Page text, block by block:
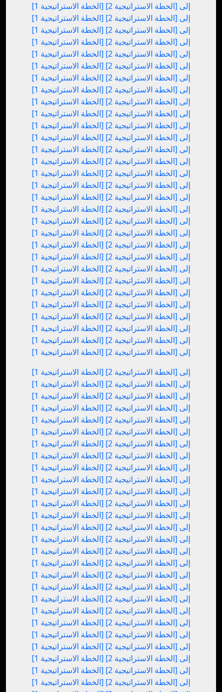
[الخطة الاستراتيجية 1] إلى [الخطة الاستراتيجية 2]
[الخطة الاستراتيجية 1] إلى [الخطة الاستراتيجية 2]
[الخطة الاستراتيجية 1] إلى [الخطة الاستراتيجية 2]
[الخطة الاستراتيجية 1] إلى [الخطة الاستراتيجية 2]
[الخطة الاستراتيجية 1] إلى [الخطة الاستراتيجية 2]
[الخطة الاستراتيجية 1] إلى [الخطة الاستراتيجية 2]
[الخطة الاستراتيجية 1] إلى [الخطة الاستراتيجية 2]
[الخطة الاستراتيجية 1] إلى [الخطة الاستراتيجية 2]
[الخطة الاستراتيجية 1] إلى [الخطة الاستراتيجية 2]
[الخطة الاستراتيجية 1] إلى [الخطة الاستراتيجية 2]
[الخطة الاستراتيجية 1] إلى [الخطة الاستراتيجية 2]
[الخطة الاستراتيجية 1] إلى [الخطة الاستراتيجية 2]
[الخطة الاستراتيجية 1] إلى [الخطة الاستراتيجية 2]
[الخطة الاستراتيجية 1] إلى [الخطة الاستراتيجية 2]
[الخطة الاستراتيجية 1] إلى [الخطة الاستراتيجية 2]
[الخطة الاستراتيجية 1] إلى [الخطة الاستراتيجية 2]
[الخطة الاستراتيجية 1] إلى [الخطة الاستراتيجية 2]
[الخطة الاستراتيجية 1] إلى [الخطة الاستراتيجية 2]
[الخطة الاستراتيجية 1] إلى [الخطة الاستراتيجية 2]
[الخطة الاستراتيجية 1] إلى [الخطة الاستراتيجية 2]
[الخطة الاستراتيجية 1] إلى [الخطة الاستراتيجية 2]
[الخطة الاستراتيجية 1] إلى [الخطة الاستراتيجية 2]
[الخطة الاستراتيجية 1] إلى [الخطة الاستراتيجية 2]
[الخطة الاستراتيجية 1] إلى [الخطة الاستراتيجية 2]
[الخطة الاستراتيجية 1] إلى [الخطة الاستراتيجية 2]
[الخطة الاستراتيجية 1] إلى [الخطة الاستراتيجية 2]
[الخطة الاستراتيجية 1] إلى [الخطة الاستراتيجية 2]
[الخطة الاستراتيجية 1] إلى [الخطة الاستراتيجية 2]
[الخطة الاستراتيجية 1] إلى [الخطة الاستراتيجية 2]
[الخطة الاستراتيجية 1] إلى [الخطة الاستراتيجية 2]
[الخطة الاستراتيجية 1] إلى [الخطة الاستراتيجية 2]
[الخطة الاستراتيجية 1] إلى [الخطة الاستراتيجية 2]
[الخطة الاستراتيجية 1] إلى [الخطة الاستراتيجية 2]
[الخطة الاستراتيجية 1] إلى [الخطة الاستراتيجية 2]
[الخطة الاستراتيجية 1] إلى [الخطة الاستراتيجية 2]
[الخطة الاستراتيجية 1] إلى [الخطة الاستراتيجية 2]
[الخطة الاستراتيجية 1] إلى [الخطة الاستراتيجية 2]
[الخطة الاستراتيجية 1] إلى [الخطة الاستراتيجية 2]
[الخطة الاستراتيجية 1] إلى [الخطة الاستراتيجية 2]
[الخطة الاستراتيجية 1] إلى [الخطة الاستراتيجية 2]
[الخطة الاستراتيجية 1] إلى [الخطة الاستراتيجية 2]
[الخطة الاستراتيجية 1] إلى [الخطة الاستراتيجية 2]
[الخطة الاستراتيجية 1] إلى [الخطة الاستراتيجية 2]
[الخطة الاستراتيجية 1] إلى [الخطة الاستراتيجية 2]
[الخطة الاستراتيجية 1] إلى [الخطة الاستراتيجية 2]
[الخطة الاستراتيجية 1] إلى [الخطة الاستراتيجية 2]
[الخطة الاستراتيجية 1] إلى [الخطة الاستراتيجية 2]
[الخطة الاستراتيجية 1] إلى [الخطة الاستراتيجية 2]
[الخطة الاستراتيجية 1] إلى [الخطة الاستراتيجية 2]
[الخطة الاستراتيجية 1] إلى [الخطة الاستراتيجية 2]
[الخطة الاستراتيجية 1] إلى [الخطة الاستراتيجية 2]
[الخطة الاستراتيجية 1] إلى [الخطة الاستراتيجية 2]
[الخطة الاستراتيجية 1] إلى [الخطة الاستراتيجية 2]
[الخطة الاستراتيجية 1] إلى [الخطة الاستراتيجية 2]
[الخطة الاستراتيجية 1] إلى [الخطة الاستراتيجية 2]
[الخطة الاستراتيجية 1] إلى [الخطة الاستراتيجية 2]
[الخطة الاستراتيجية 1] إلى [الخطة الاستراتيجية 2]